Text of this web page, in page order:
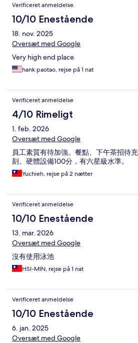
Verificeret anmeldelse
10/10 Enestående
18. nov. 2025
Oversæt med Google
Very high end place
hank paotao, rejse på 1 nat
Verificeret anmeldelse
4/10 Rimeligt
1. feb. 2026
Oversæt med Google
員工素質有待加強。餐點、下午茶招待
刻。硬體設備100分，有六星級水準。
Yuchieh, rejse på 2 nætter
Verificeret anmeldelse
10/10 Enestående
13. mar. 2026
Oversæt med Google
沒有使用泳池
HSI-MIN, rejse på 1 nat
Verificeret anmeldelse
10/10 Enestående
6. jan. 2025
Oversæt med Google